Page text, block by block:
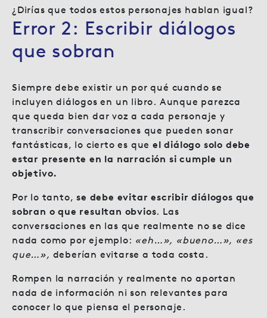
¿Dirías que todos estos personajes hablan igual?
Error 2: Escribir diálogos
que sobran
Siempre debe existir un por qué cuando se
incluyen diálogos en un libro. Aunque parezca
que queda bien dar voz a cada personaje y
transcribir conversaciones que pueden sonar
fantásticas, lo cierto es queel diálogo solo debe
estar presente en la narración si cumple un
objetivo.
Por lo tanto, se debe evitar escribir diálogos que
sobran o que resultan obvios. Las
conversaciones en las que realmente no se dice
nada como por ejemplo: «eh…», «bueno…», «es
que…», deberían evitarse a toda costa.
Rompen la narración y realmente no aportan
nada de información ni son relevantes para
conocer lo que piensa el personaje.